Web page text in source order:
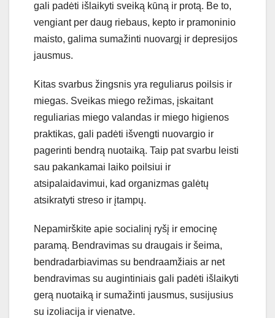
gali padėti išlaikyti sveiką kūną ir protą. Be to,
vengiant per daug riebaus, kepto ir pramoninio
maisto, galima sumažinti nuovargį ir depresijos
jausmus.
Kitas svarbus žingsnis yra reguliarus poilsis ir
miegas. Sveikas miego režimas, įskaitant
reguliarias miego valandas ir miego higienos
praktikas, gali padėti išvengti nuovargio ir
pagerinti bendrą nuotaiką. Taip pat svarbu leisti
sau pakankamai laiko poilsiui ir
atsipalaidavimui, kad organizmas galėtų
atsikratyti streso ir įtampų.
Nepamirškite apie socialinį ryšį ir emocinę
paramą. Bendravimas su draugais ir šeima,
bendradarbiavimas su bendraamžiais ar net
bendravimas su augintiniais gali padėti išlaikyti
gerą nuotaiką ir sumažinti jausmus, susijusius
su izoliacija ir vienatve.